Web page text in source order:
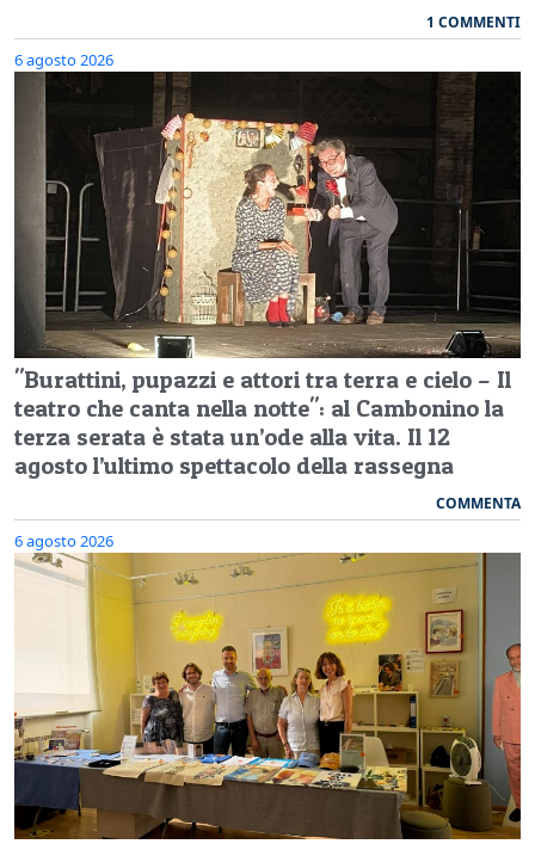
1 COMMENTI
6 agosto 2026
"Burattini, pupazzi e attori tra terra e cielo – Il
teatro che canta nella notte": al Cambonino la
terza serata è stata un’ode alla vita. Il 12
agosto l’ultimo spettacolo della rassegna
COMMENTA
6 agosto 2026